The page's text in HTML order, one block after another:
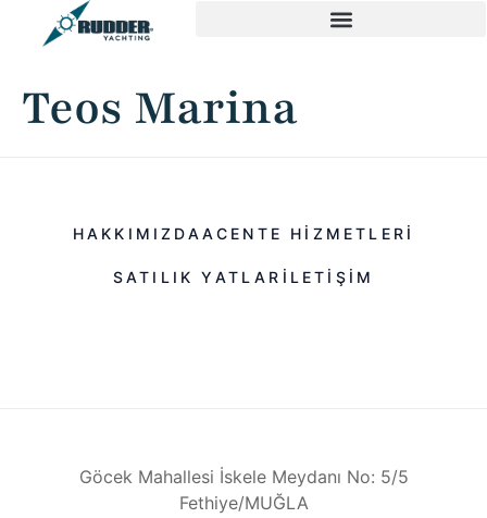
Teos Marina
HAKKIMIZDA ACENTE HIZMETLERI
SATILIK YATLAR ILETIŞIM
Göcek Mahallesi İskele Meydanı No: 5/5
Fethiye/MUĞLA